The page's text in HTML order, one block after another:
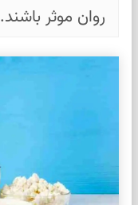
روان موثر باشند.